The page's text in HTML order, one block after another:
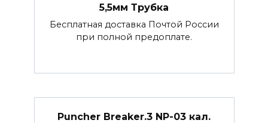
5,5мм Трубка
Бесплатная доставка Почтой России
при полной предоплате.
Puncher Breaker.3 NP-03 кал.